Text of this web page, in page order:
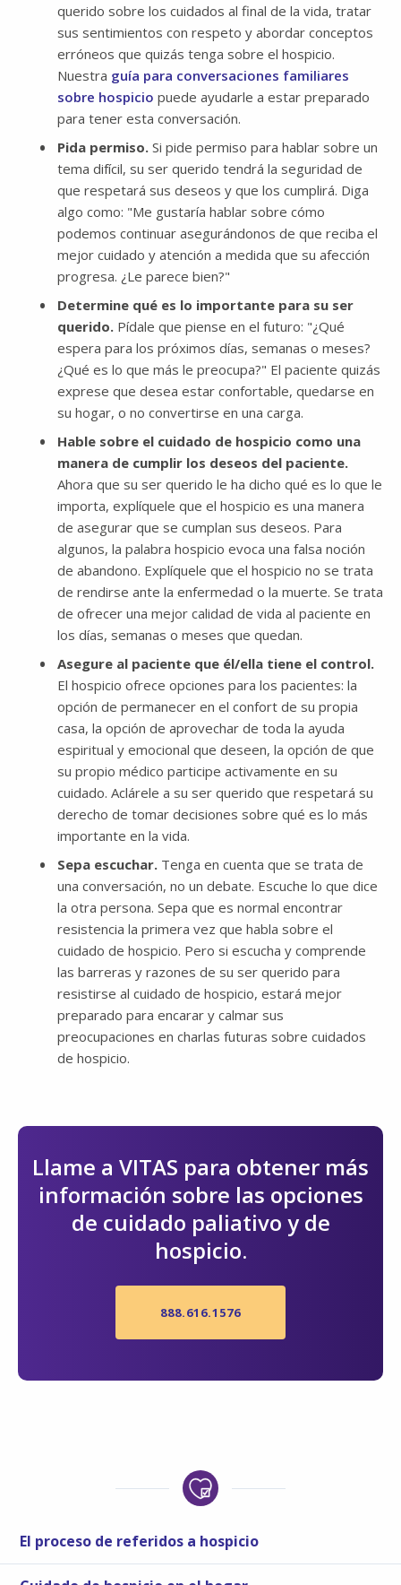
querido sobre los cuidados al final de la vida, tratar
sus sentimientos con respeto y abordar conceptos
erróneos que quizás tenga sobre el hospicio.
Nuestra guía para conversaciones familiares
sobre hospicio puede ayudarle a estar preparado
para tener esta conversación.
Pida permiso. Si pide permiso para hablar sobre un
tema difícil, su ser querido tendrá la seguridad de
que respetará sus deseos y que los cumplirá. Diga
algo como: "Me gustaría hablar sobre cómo
podemos continuar asegurándonos de que reciba el
mejor cuidado y atención a medida que su afección
progresa. ¿Le parece bien?"
Determine qué es lo importante para su ser
querido. Pídale que piense en el futuro: "¿Qué
espera para los próximos días, semanas o meses?
¿Qué es lo que más le preocupa?" El paciente quizás
exprese que desea estar confortable, quedarse en
su hogar, o no convertirse en una carga.
Hable sobre el cuidado de hospicio como una
manera de cumplir los deseos del paciente.
Ahora que su ser querido le ha dicho qué es lo que le
importa, explíquele que el hospicio es una manera
de asegurar que se cumplan sus deseos. Para
algunos, la palabra hospicio evoca una falsa noción
de abandono. Explíquele que el hospicio no se trata
de rendirse ante la enfermedad o la muerte. Se trata
de ofrecer una mejor calidad de vida al paciente en
los días, semanas o meses que quedan.
Asegure al paciente que él/ella tiene el control.
El hospicio ofrece opciones para los pacientes: la
opción de permanecer en el confort de su propia
casa, la opción de aprovechar de toda la ayuda
espiritual y emocional que deseen, la opción de que
su propio médico participe activamente en su
cuidado. Aclárele a su ser querido que respetará su
derecho de tomar decisiones sobre qué es lo más
importante en la vida.
Sepa escuchar. Tenga en cuenta que se trata de
una conversación, no un debate. Escuche lo que dice
la otra persona. Sepa que es normal encontrar
resistencia la primera vez que habla sobre el
cuidado de hospicio. Pero si escucha y comprende
las barreras y razones de su ser querido para
resistirse al cuidado de hospicio, estará mejor
preparado para encarar y calmar sus
preocupaciones en charlas futuras sobre cuidados
de hospicio.
Llame a VITAS para obtener más
información sobre las opciones
de cuidado paliativo y de
hospicio.
888.616.1576
El proceso de referidos a hospicio